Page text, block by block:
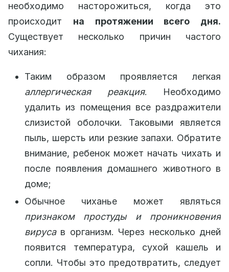
необходимо насторожиться, когда это
происходит на протяжении всего дня.
Существует несколько причин частого
чихания:
Таким образом проявляется легкая
аллергическая реакция. Необходимо
удалить из помещения все раздражители
слизистой оболочки. Таковыми является
пыль, шерсть или резкие запахи. Обратите
внимание, ребенок может начать чихать и
после появления домашнего животного в
доме;
Обычное чиханье может являться
признаком простуды и проникновения
вирусав организм. Через несколько дней
появится температура, сухой кашель и
сопли. Чтобы это предотвратить, следует